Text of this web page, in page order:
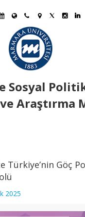
Sosyal
Araştırma
Türkiye’nin Göç
2025